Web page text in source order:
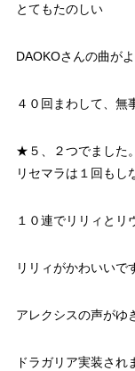
とてもたのしい
DAOKOさんの曲が
４０回まわして、無
★５、２つでました
リセマラは１回もし
１０連でリリィとリ
リリィがかわいいで
アレクシスの声がゆ
ドラガリア実装さ